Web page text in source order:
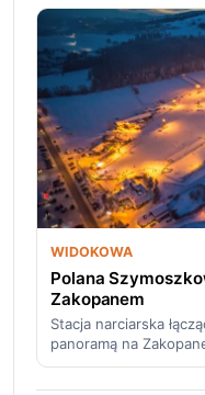
WIDOKOWA
Polana
Zakopanem
Stacja narciarska
panoramą na